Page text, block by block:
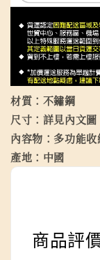
材質：不鏽鋼
尺寸：詳見內文圖
內容物：多功能
產地：中國
商品評